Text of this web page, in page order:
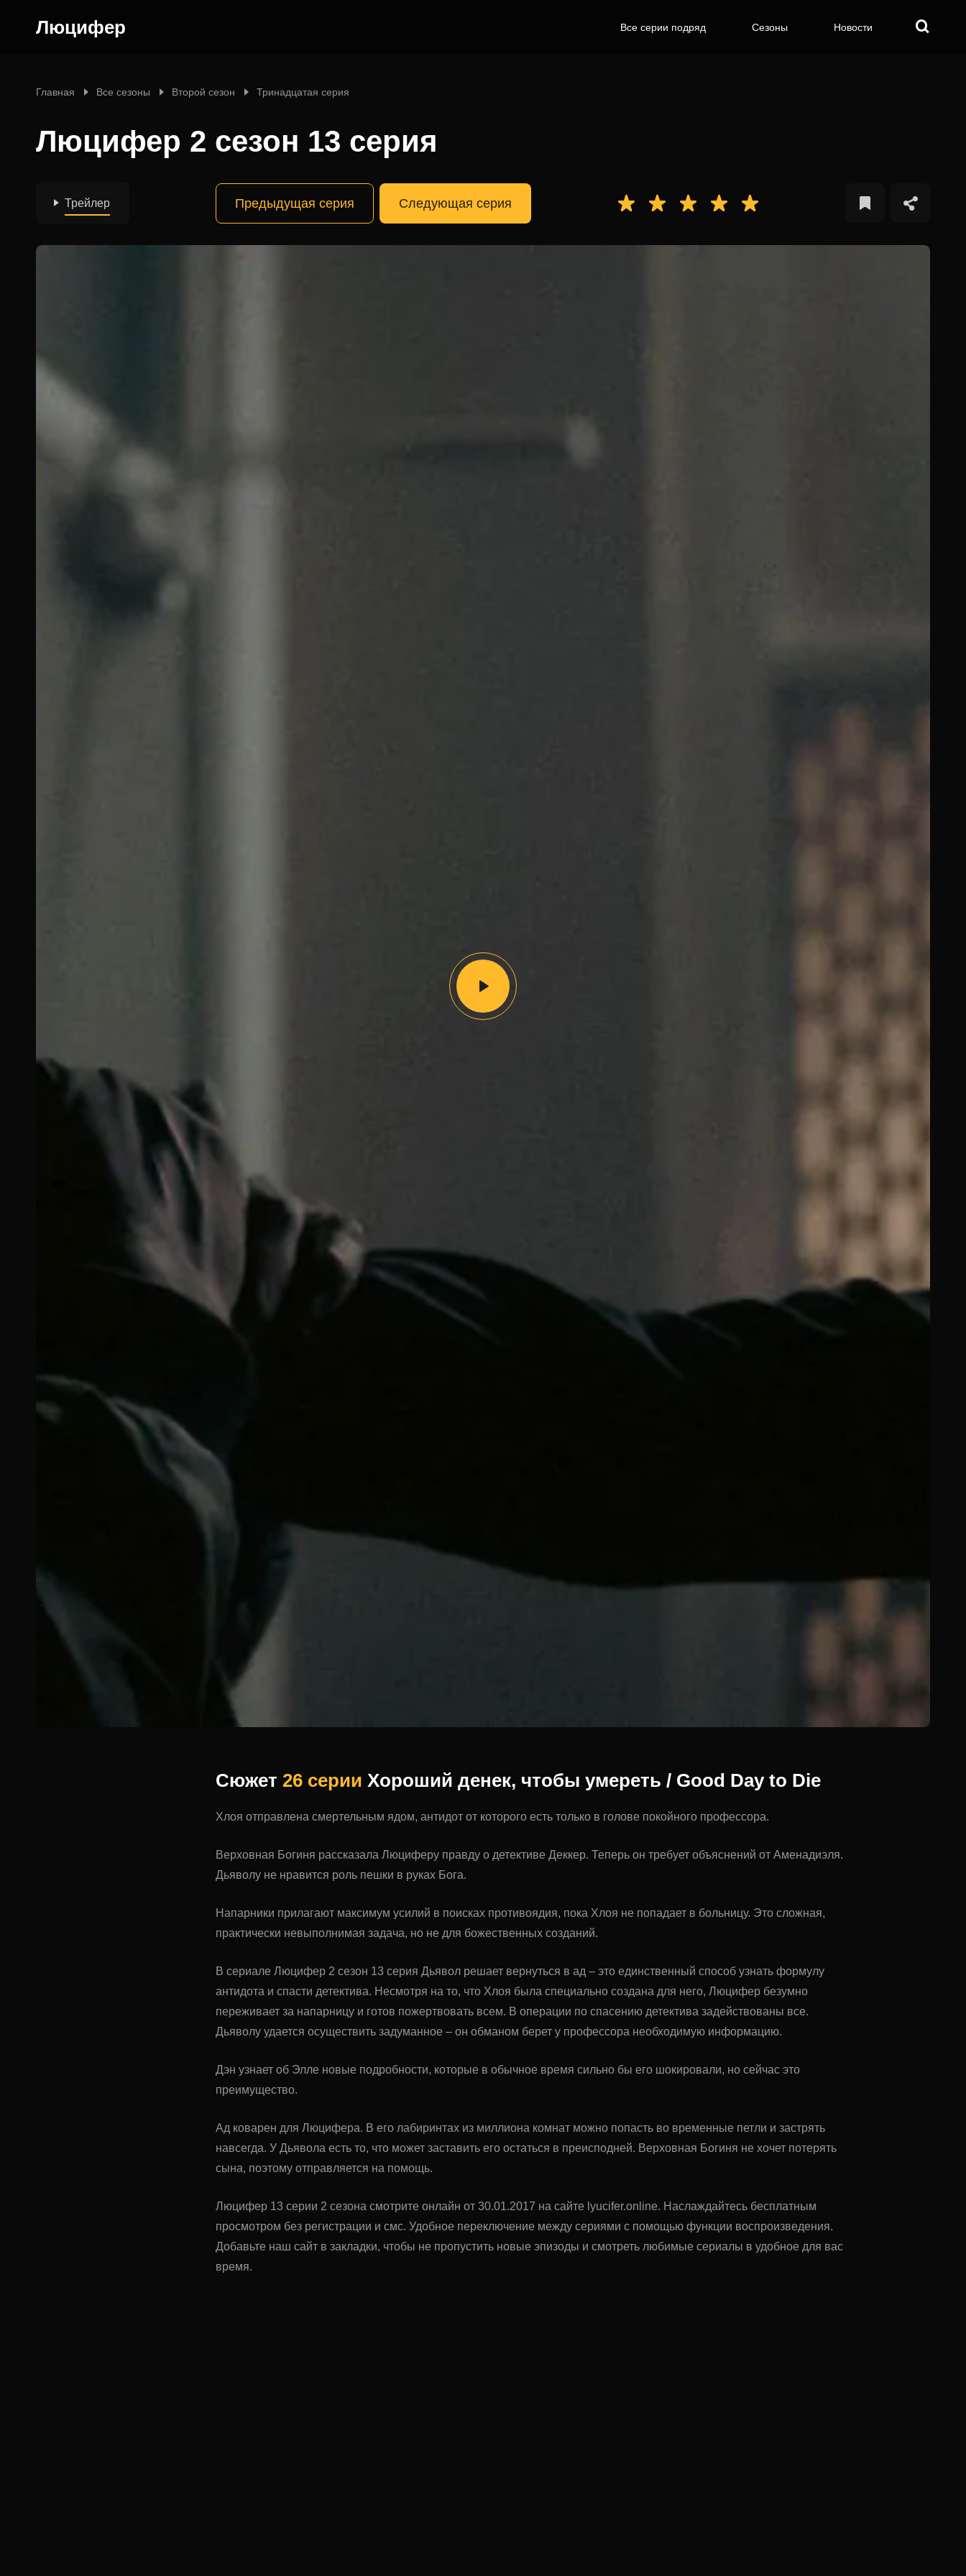
Люцифер Все серии подряд Сезоны Новости
Главная Все сезоны Второй сезон Тринадцатая серия
Люцифер 2 сезон 13 серия
Трейлер Предыдущая серия Следующая серия
Сюжет 26 серии Хороший денек, чтобы умереть / Good Day to Die
Хлоя отправлена смертельным ядом, антидот от которого есть только в голове покойного профессора.
Верховная Богиня рассказала Люциферу правду о детективе Деккер. Теперь он требует объяснений от Аменадиэля.
Дьяволу не нравится роль пешки в руках Бога.
Напарники прилагают максимум усилий в поисках противоядия, пока Хлоя не попадает в больницу. Это сложная,
практически невыполнимая задача, но не для божественных созданий.
В сериале Люцифер 2 сезон 13 серия Дьявол решает вернуться в ад – это единственный способ узнать формулу
антидота и спасти детектива. Несмотря на то, что Хлоя была специально создана для него, Люцифер безумно
переживает за напарницу и готов пожертвовать всем. В операции по спасению детектива задействованы все.
Дьяволу удается осуществить задуманное – он обманом берет у профессора необходимую информацию.
Дэн узнает об Элле новые подробности, которые в обычное время сильно бы его шокировали, но сейчас это
преимущество.
Ад коварен для Люцифера. В его лабиринтах из миллиона комнат можно попасть во временные петли и застрять
навсегда. У Дьявола есть то, что может заставить его остаться в преисподней. Верховная Богиня не хочет потерять
сына, поэтому отправляется на помощь.
Люцифер 13 серии 2 сезона смотрите онлайн от 30.01.2017 на сайте lyucifer.online. Наслаждайтесь бесплатным
просмотром без регистрации и смс. Удобное переключение между сериями с помощью функции воспроизведения.
Добавьте наш сайт в закладки, чтобы не пропустить новые эпизоды и смотреть любимые сериалы в удобное для вас
время.